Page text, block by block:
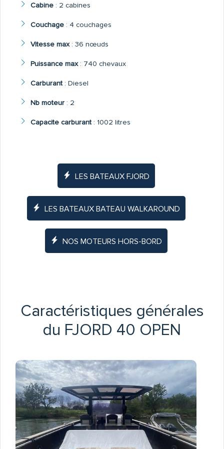
Cabine: 2 cabines
Couchage: 4 couchages
Vitesse max: 36 nœuds
Puissance max: 740 chevaux
Carburant: Diesel
Nb moteur: 2
Capacite carburant: 1002 litres
LES BATEAUX FJORD
LES BATEAUX BATEAU WALKAROUND
NOS MOTEURS HORS-BORD
Caractéristiques générales
du FJORD 40 OPEN